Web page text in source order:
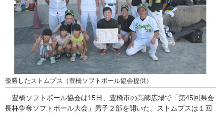
優勝したストムプス（豊橋ソフトボール協会提供）
豊橋ソフトボール協会は15日、豊橋市の高師広場で「第45回県会
長杯争奪ソフトボール大会」男子２部を開いた。ストムプスは１回